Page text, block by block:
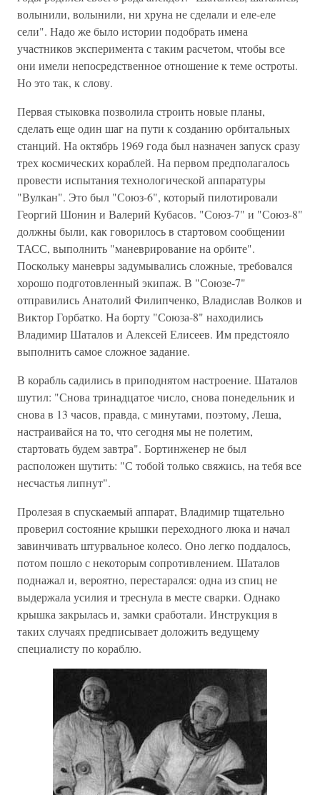
волынили, волынили, ни хруна не сделали и еле-еле
сели". Надо же было истории подобрать имена
участников эксперимента с таким расчетом, чтобы все
они имели непосредственное отношение к теме остроты.
Но это так, к слову.
Первая стыковка позволила строить новые планы,
сделать еще один шаг на пути к созданию орбитальных
станций. На октябрь 1969 года был назначен запуск сразу
трех космических кораблей. На первом предполагалось
провести испытания технологической аппаратуры
"Вулкан". Это был "Союз-6", который пилотировали
Георгий Шонин и Валерий Кубасов. "Союз-7" и "Союз-8"
должны были, как говорилось в стартовом сообщении
ТАСС, выполнить "маневрирование на орбите".
Поскольку маневры задумывались сложные, требовался
хорошо подготовленный экипаж. В "Союзе-7"
отправились Анатолий Филипченко, Владислав Волков и
Виктор Горбатко. На борту "Союза-8" находились
Владимир Шаталов и Алексей Елисеев. Им предстояло
выполнить самое сложное задание.
В корабль садились в приподнятом настроение. Шаталов
шутил: "Снова тринадцатое число, снова понедельник и
снова в 13 часов, правда, с минутами, поэтому, Леша,
настраивайся на то, что сегодня мы не полетим,
стартовать будем завтра". Бортинженер не был
расположен шутить: "С тобой только свяжись, на тебя все
несчастья липнут".
Пролезая в спускаемый аппарат, Владимир тщательно
проверил состояние крышки переходного люка и начал
завинчивать штурвальное колесо. Оно легко поддалось,
потом пошло с некоторым сопротивлением. Шаталов
поднажал и, вероятно, перестарался: одна из спиц не
выдержала усилия и треснула в месте сварки. Однако
крышка закрылась и, замки сработали. Инструкция в
таких случаях предписывает доложить ведущему
специалисту по кораблю.